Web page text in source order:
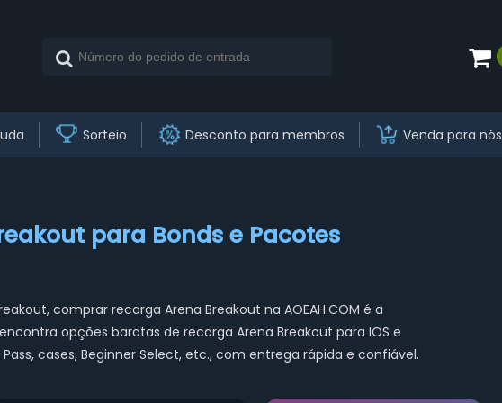
Sorteio Desconto para membros Venda para nós
para Bonds e Pacotes
comprar recarga Arena Breakout na AOEAH.COM é a
opções baratas de recarga Arena Breakout para IOS e
cases, Beginner Select, etc., com entrega rápida e confiável.